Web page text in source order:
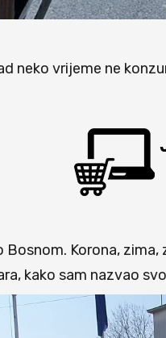
neko vrijeme ne
Korona,
kako sam nazvao